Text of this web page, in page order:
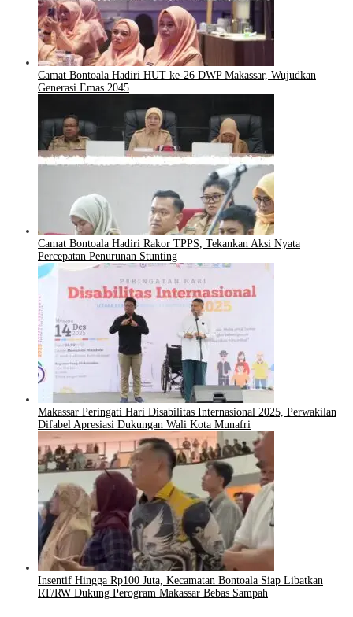
Camat Bontoala Hadiri HUT ke-26 DWP Makassar, Wujudkan
Generasi Emas 2045
Camat Bontoala Hadiri Rakor TPPS, Tekankan Aksi Nyata
Percepatan Penurunan Stunting
Makassar Peringati Hari Disabilitas Internasional 2025, Perwakilan
Difabel Apresiasi Dukungan Wali Kota Munafri
Insentif Hingga Rp100 Juta, Kecamatan Bontoala Siap Libatkan
RT/RW Dukung Perogram Makassar Bebas Sampah